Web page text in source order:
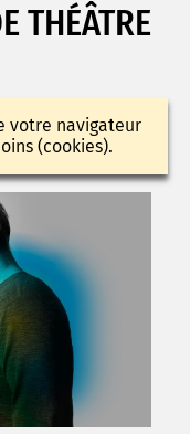
THÉÂTRE
votre navigateur
(cookies).